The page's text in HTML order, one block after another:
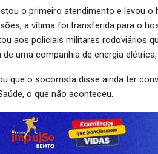
o primeiro atendimento e levou o
a vítima foi transferida para o
aos policiais militares rodoviários
uma companhia de energia
que o socorrista disse ainda ter
o que não aconteceu.